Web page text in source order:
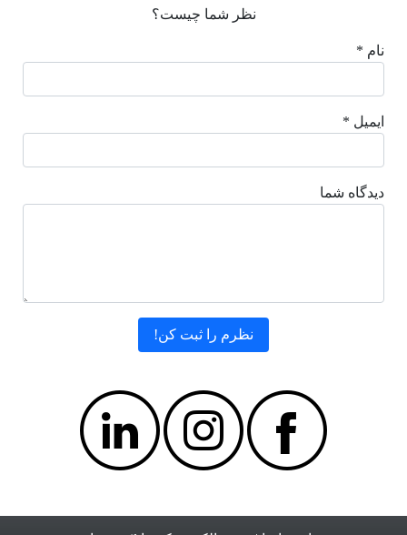
نظر شما چیست؟
نام *
ایمیل *
دیدگاه شما